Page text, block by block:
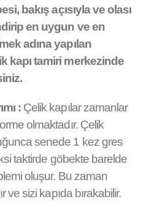
bakış açısıyla ve olası
en uygun ve en
adına yapılan
kapı tamiri merkezinde
: Çelik kapılar zamanlar
olmaktadır. Çelik
senede 1 kez gres
taktirde göbekte barelde
oluşur. Bu zaman
ve sizi kapıda bırakabilir.